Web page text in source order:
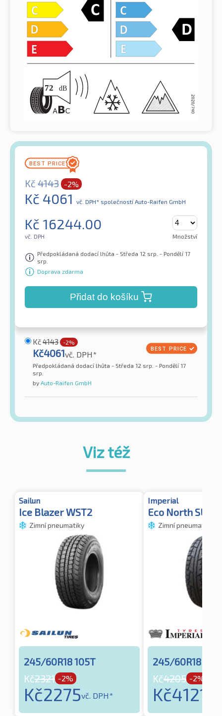
Kč 4143 -2%
Kč 4061 vč. DPH* společností Auto-Raifen GmbH
Kč 16244.00
vč. DPH Množství
Předpokládaná dodací lhůta - Středa 12 srp. - Pondělí 17
srp.
Doprava zdarma
Přidat do košíku
Kč4143 -2%
Kč4061vč. DPH*
Předpokládaná dodací lhůta - Středa 12 srp. - Pondělí 17
srp.
by Auto-Raifen GmbH
Viz též
Sailun
Ice Blazer WST2
Zimní pneumatiky
245/60R18 105T
Kč2321 -2%
Kč2275vč. DPH*
Imperial
Eco North SUV
Zimní pneumatiky
245/60R18
Kč4205 -2%
Kč4121